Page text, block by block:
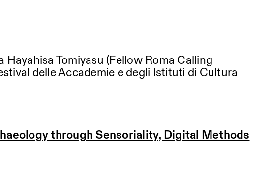
Tomiyasu (Fellow Roma Calling
delle Accademie e degli Istituti di Cultura
through Sensoriality, Digital Methods